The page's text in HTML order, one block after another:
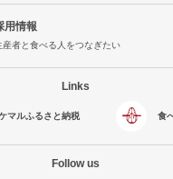
用情報
産者と食べる人をつなぎたい
Links
マルふるさと納税 食
Follow us